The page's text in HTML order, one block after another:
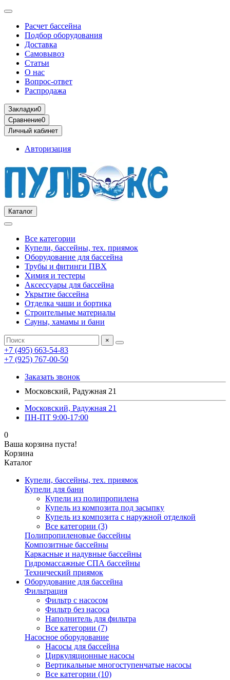
Расчет бассейна
Подбор оборудования
Доставка
Самовывоз
Статьи
О нас
Вопрос-ответ
Распродажа
Закладки0
Сравнение0
Личный кабинет
Авторизация
Каталог
Все категории
Купели, бассейны, тех. приямок
Оборудование для бассейна
Трубы и фитинги ПВХ
Химия и тестеры
Аксессуары для бассейна
Укрытие бассейна
Отделка чаши и бортика
Строительные материалы
Сауны, хамамы и бани
×
+7 (495) 663-54-83
+7 (925) 767-00-50
Заказать звонок
Московский, Радужная 21
Московский, Радужная 21
ПН-ПТ 9:00-17:00
0
Ваша корзина пуста!
Корзина
Каталог
Купели, бассейны, тех. приямок
Купели для бани
Купели из полипропилена
Купель из композита под засыпку
Купель из композита с наружной отделкой
Все категории (3)
Полипропиленовые бассейны
Композитные бассейны
Каркасные и надувные бассейны
Гидромассажные СПА бассейны
Технический приямок
Оборудование для бассейна
Фильтрация
Фильтр с насосом
Фильтр без насоса
Наполнитель для фильтра
Все категории (7)
Насосное оборудование
Насосы для бассейна
Циркуляционные насосы
Вертикальные многоступенчатые насосы
Все категории (10)